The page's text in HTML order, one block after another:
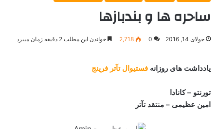
ساحره ها و بندبازها
جولای 14, 2016 0
2,718 خواندن این مطلب 2 دقیقه زمان میبرد
یادداشت های روزانه فستیوال تآتر فرینج
تورنتو – کانادا
امین عظیمی – منتقد تآتر